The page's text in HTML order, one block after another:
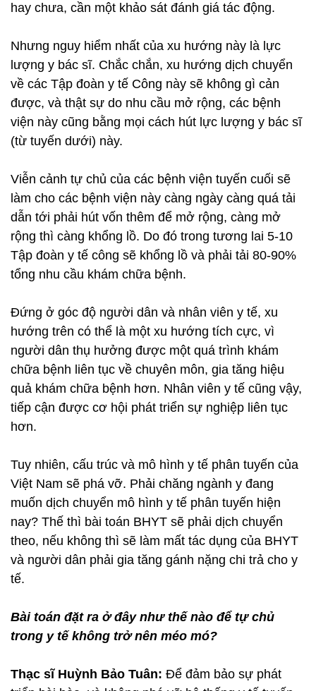
hay chưa, cần một khảo sát đánh giá tác động.
Nhưng nguy hiểm nhất của xu hướng này là lực
lượng y bác sĩ. Chắc chắn, xu hướng dịch chuyển
về các Tập đoàn y tế Công này sẽ không gì cản
được, và thật sự do nhu cầu mở rộng, các bệnh
viện này cũng bằng mọi cách hút lực lượng y bác sĩ
(từ tuyến dưới) này.
Viễn cảnh tự chủ của các bệnh viện tuyến cuối sẽ
làm cho các bệnh viện này càng ngày càng quá tải
dẫn tới phải hút vốn thêm để mở rộng, càng mở
rộng thì càng khổng lồ. Do đó trong tương lai 5-10
Tập đoàn y tế công sẽ khổng lồ và phải tải 80-90%
tổng nhu cầu khám chữa bệnh.
Đứng ở góc độ người dân và nhân viên y tế, xu
hướng trên có thể là một xu hướng tích cực, vì
người dân thụ hưởng được một quá trình khám
chữa bệnh liên tục về chuyên môn, gia tăng hiệu
quả khám chữa bệnh hơn. Nhân viên y tế cũng vậy,
tiếp cận được cơ hội phát triển sự nghiệp liên tục
hơn.
Tuy nhiên, cấu trúc và mô hình y tế phân tuyến của
Việt Nam sẽ phá vỡ. Phải chăng ngành y đang
muốn dịch chuyển mô hình y tế phân tuyến hiện
nay? Thế thì bài toán BHYT sẽ phải dịch chuyển
theo, nếu không thì sẽ làm mất tác dụng của BHYT
và người dân phải gia tăng gánh nặng chi trả cho y
tế.
Bài toán đặt ra ở đây như thế nào để tự chủ
trong y tế không trở nên méo mó?
Thạc sĩ Huỳnh Bảo Tuân: Để đảm bảo sự phát